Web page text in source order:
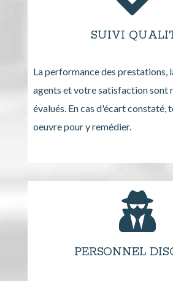
SUIVI
La performance des prestations,
agents et votre satisfaction sont
évalués. En cas d'écart constaté,
oeuvre pour y remédier.
PERSONNEL